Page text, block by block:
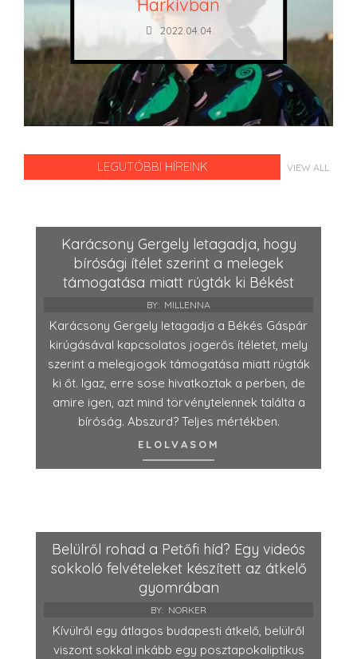
Harkivban
2022.04.04.
LEGUTÓBBI HÍREINK VIEW ALL
Karácsony Gergely letagadja, hogy
bírósági ítélet szerint a melegek
támogatása miatt rúgták ki Békést
BY: MILLENNA
Karácsony Gergely letagadja a Békés Gáspár
kirúgásával kapcsolatos jogerős ítéletet, mely
szerint a melegjogok támogatása miatt rúgták
ki őt. Igaz, erre sose hivatkoztak a perben, de
amire igen, azt mind törvénytelennek találta a
bíróság. Abszurd? Teljes mértékben.
ELOLVASOM
Belülről rohad a Petőfi híd? Egy videós
sokkoló felvételeket készített az átkelő
gyomrában
BY: NORKER
Kívülről egy átlagos budapesti átkelő, belülről
viszont sokkal inkább egy posztapokaliptikus